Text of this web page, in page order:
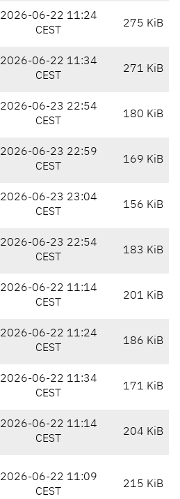
2026-06-22 11:24
CEST
275 KiB
2026-06-22 11:34
CEST
271 KiB
2026-06-23 22:54
CEST
180 KiB
2026-06-23 22:59
CEST
169 KiB
2026-06-23 23:04
CEST
156 KiB
2026-06-23 22:54
CEST
183 KiB
2026-06-22 11:14
CEST
201 KiB
2026-06-22 11:24
CEST
186 KiB
2026-06-22 11:34
CEST
171 KiB
2026-06-22 11:14
CEST
204 KiB
2026-06-22 11:09
CEST
215 KiB